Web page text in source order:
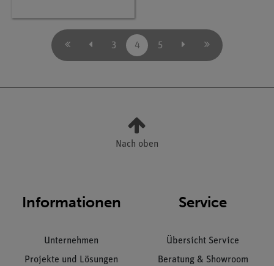
3 4 5
Nach oben
Informationen
Unternehmen
Projekte und Lösungen
Service
Übersicht Service
Beratung & Showroom